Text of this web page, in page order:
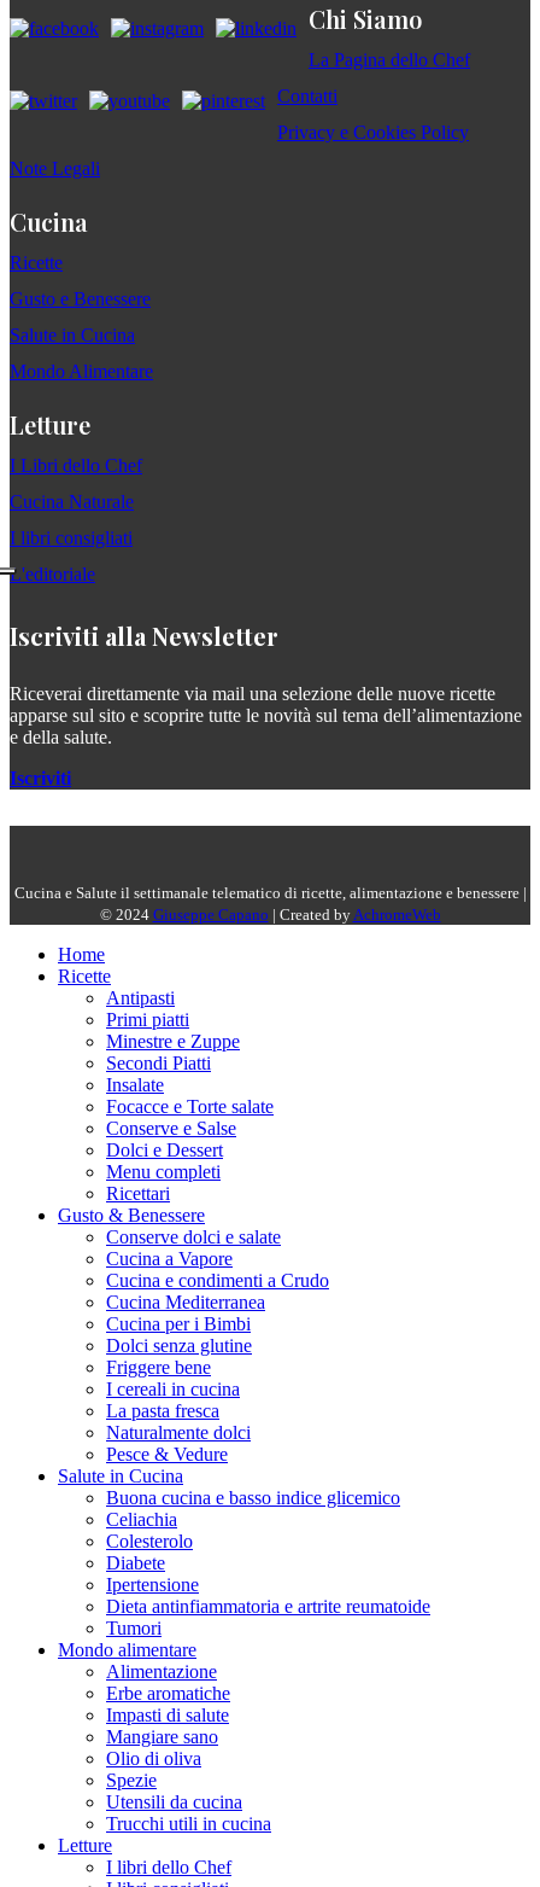
Chi Siamo
La Pagina dello Chef
Contatti
Privacy e Cookies Policy
Note Legali
Cucina
Ricette
Gusto e Benessere
Salute in Cucina
Mondo Alimentare
Letture
I Libri dello Chef
Cucina Naturale
I libri consigliati
L'editoriale
Iscriviti alla Newsletter
Riceverai direttamente via mail una selezione delle nuove ricette
apparse sul sito e scoprire tutte le novità sul tema dell’alimentazione
e della salute.
Iscriviti
Cucina e Salute il settimanale telematico di ricette, alimentazione e benessere |
© 2024 Giuseppe Capano | Created byAchromeWeb
Home
Ricette
Antipasti
Primi piatti
Minestre e Zuppe
Secondi Piatti
Insalate
Focacce e Torte salate
Conserve e Salse
Dolci e Dessert
Menu completi
Ricettari
Gusto & Benessere
Conserve dolci e salate
Cucina a Vapore
Cucina e condimenti a Crudo
Cucina Mediterranea
Cucina per i Bimbi
Dolci senza glutine
Friggere bene
I cereali in cucina
La pasta fresca
Naturalmente dolci
Pesce & Vedure
Salute in Cucina
Buona cucina e basso indice glicemico
Celiachia
Colesterolo
Diabete
Ipertensione
Dieta antinfiammatoria e artrite reumatoide
Tumori
Mondo alimentare
Alimentazione
Erbe aromatiche
Impasti di salute
Mangiare sano
Olio di oliva
Spezie
Utensili da cucina
Trucchi utili in cucina
Letture
I libri dello Chef